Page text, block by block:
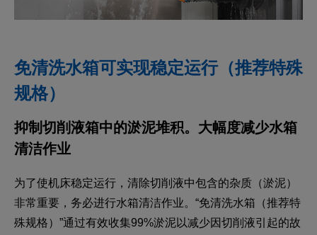
免清洗水箱可实现稳定运行（推荐特殊
规格）
抑制切削液箱中的淤泥堆积。 大幅度减少水箱
清洁作业
为了使机床稳定运行，清除切削液中包含的杂质（淤泥）
非常重要，务必进行水箱清洁作业。“免清洗水箱（推荐特
殊规格）”通过有效收集99%淤泥以减少因切削液引起的故